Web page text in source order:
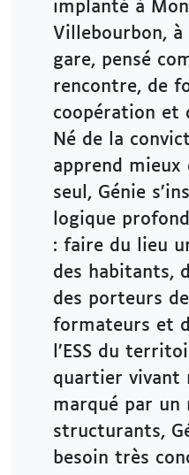
implanté à
Villebourbon,
gare, pensé
rencontre, de
coopération et
Né de la
apprend mieux
seul, Génie
logique
: faire du lieu
des habitants,
des porteurs
formateurs et
l’ESS du
quartier vivant
marqué par un
structurants,
besoin très